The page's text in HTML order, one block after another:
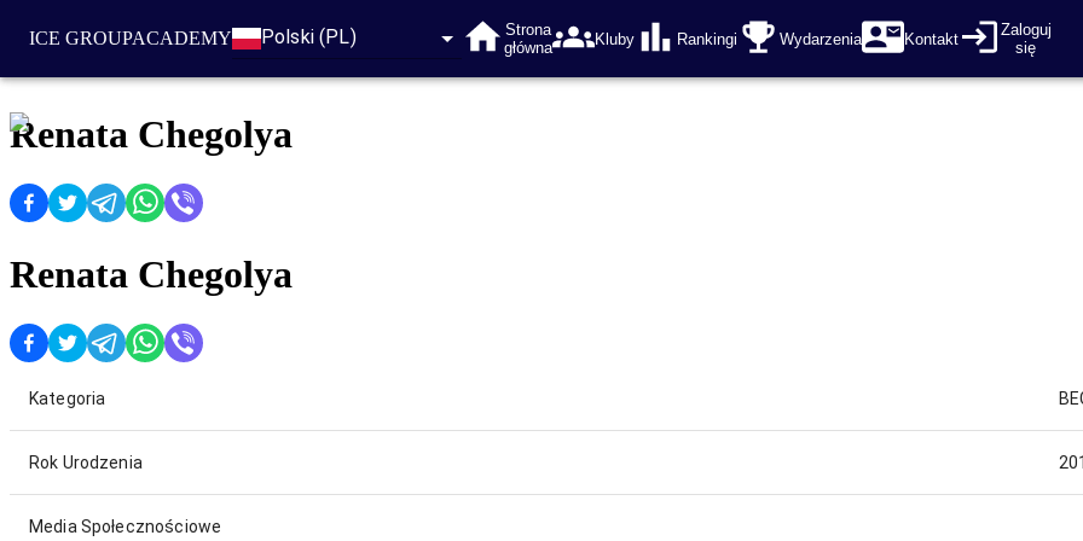
ICE GROUPACADEMY Polski (PL)
Strona
główna
Kluby Rankingi Wydarzenia Kontakt
Zaloguj
się
Renata Chegolya
Renata Chegolya
Kategoria
Rok Urodzenia
Media Społecznościowe